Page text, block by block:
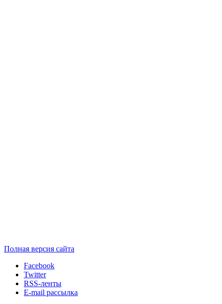
Полная версия сайта
Facebook
Twitter
RSS-ленты
E-mail рассылка